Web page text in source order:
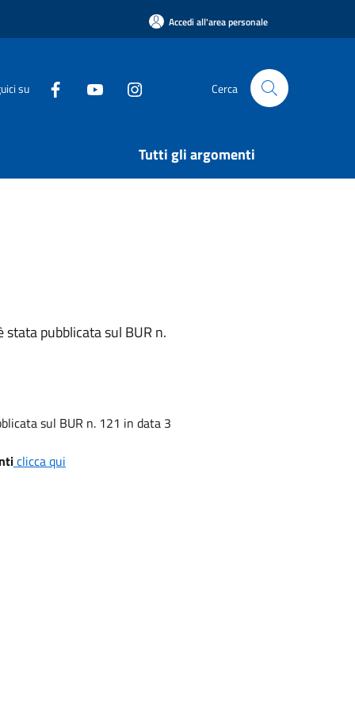
Accedi all'area personale
su Cerca
Tutti gli argomenti
pubblicata sul BUR n.
sul BUR n. 121 in data 3
clicca qui